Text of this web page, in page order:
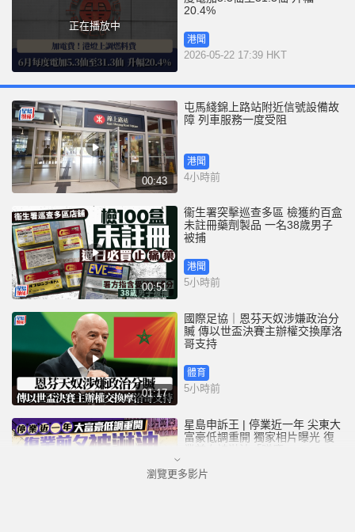
正在播放中
20.4%
港聞
2026-05-22 17:39 HKT
00:43
屯馬綫錦上路站附近信號設備故
障 列車服務一度受阻
港聞
4小時前
00:51
衞生署突擊巡查多區 檢獲約百盒
未註冊藥劑製品 一名38歲男子
被捕
港聞
5小時前
01:17
國際足協｜恩芬天奴涉嫌政治分
贓 傳以世盃決賽主辦權交換摩洛
哥支持
體育
5小時前
星島申訴王 | 停業近一年 尖東大
富豪低調重開 獨家相片曝光 復
業前夕被淋油「贈慶」
港聞
瀏覽更多影片